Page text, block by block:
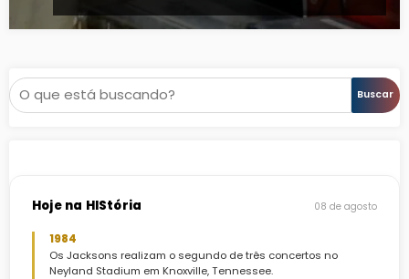
Pesquisar Buscar
Hoje na HIStória 08 de agosto
1984
Os Jacksons realizam o segundo de três concertos no
Neyland Stadium em Knoxville, Tennessee.